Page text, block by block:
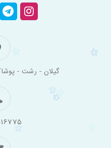
گیلان - رشت -